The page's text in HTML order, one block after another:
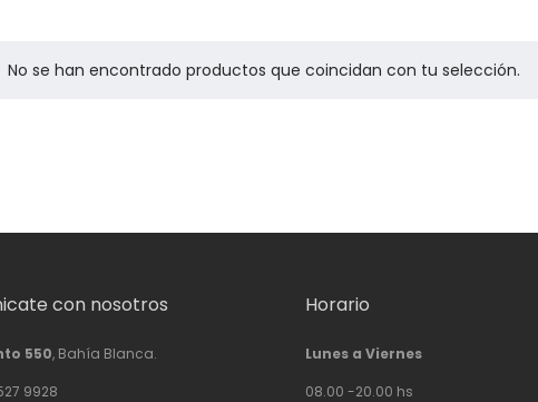
No se han encontrado productos que coincidan con tu selección.
con nosotros
550, Bahía Blanca.
9928
Horario
Lunes a Viernes
08.00 -20.00 hs